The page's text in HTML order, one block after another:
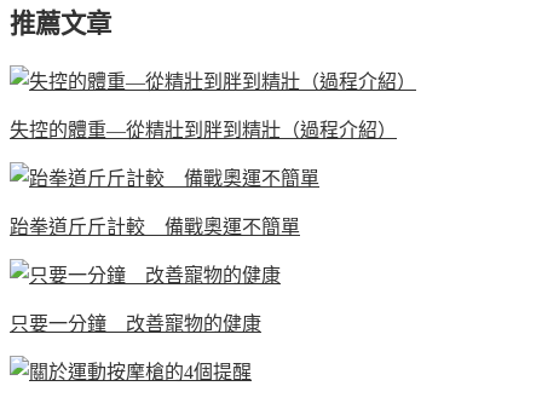
推薦文章
失控的體重—從精壯到胖到精壯（過程介紹）
跆拳道斤斤計較 備戰奧運不簡單
只要一分鐘 改善寵物的健康